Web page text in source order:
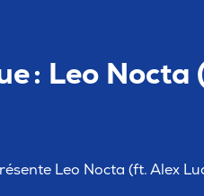
: Leo
Leo Nocta (ft. Alex